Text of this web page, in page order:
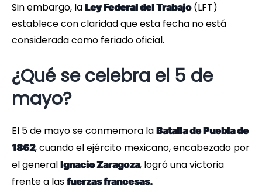
Sin embargo, la Ley Federal del Trabajo(LFT)
establece con claridad que esta fecha no está
considerada como feriado oficial.
¿Qué se celebra el 5 de
mayo?
El 5 de mayo se conmemora la Batalla de Puebla de
1862, cuando el ejército mexicano, encabezado por
el general Ignacio Zaragoza, logró una victoria
frente a las fuerzas francesas.